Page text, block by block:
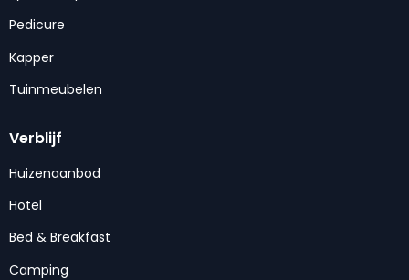
Pedicure
Kapper
Tuinmeubelen
Verblijf
Huizenaanbod
Hotel
Bed & Breakfast
Camping